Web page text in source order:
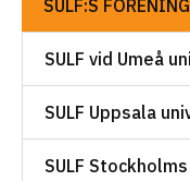
SULF:S
SULF vid Umeå
SULF Uppsala
SULF